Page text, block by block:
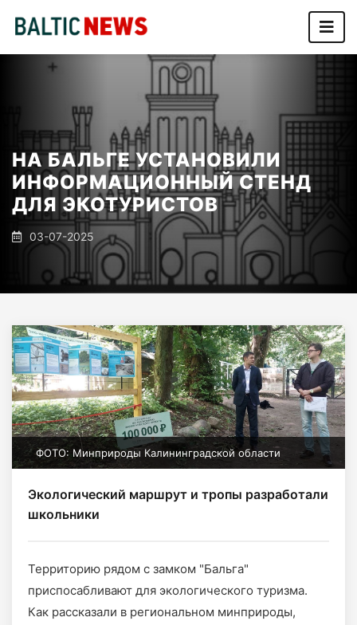
НА БАЛЬГЕ УСТАНОВИЛИ
ИНФОРМАЦИОННЫЙ СТЕНД
ДЛЯ ЭКОТУРИСТОВ
03-07-2025
ФОТО: Минприроды Калининградской области
Экологический маршрут и тропы разработали
школьники
Территорию рядом с замком "Бальга"
приспосабливают для экологического туризма.
Как рассказали в региональном минприроды,